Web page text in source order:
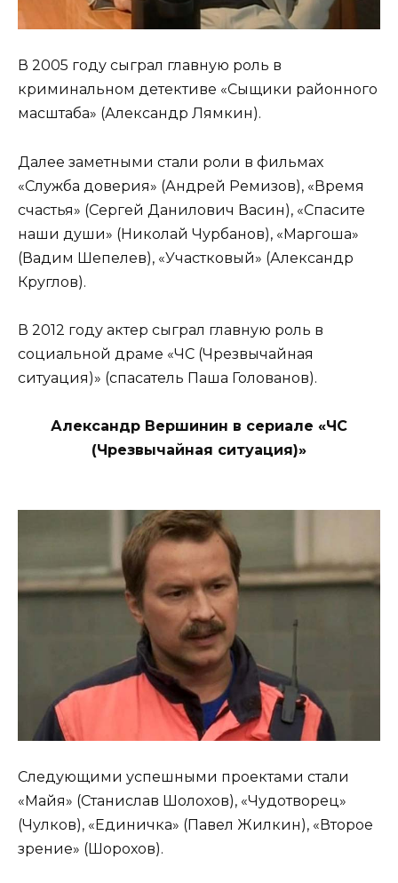
В 2005 году сыграл главную роль в
криминальном детективе «Сыщики районного
масштаба» (Александр Лямкин).
Далее заметными стали роли в фильмах
«Служба доверия» (Андрей Ремизов), «Время
счастья» (Сергей Данилович Васин), «Спасите
наши души» (Николай Чурбанов), «Маргоша»
(Вадим Шепелев), «Участковый» (Александр
Круглов).
В 2012 году актер сыграл главную роль в
социальной драме «ЧС (Чрезвычайная
ситуация)» (спасатель Паша Голованов).
Александр Вершинин в сериале «ЧС
(Чрезвычайная ситуация)»
Следующими успешными проектами стали
«Майя» (Станислав Шолохов), «Чудотворец»
(Чулков), «Единичка» (Павел Жилкин), «Второе
зрение» (Шорохов).